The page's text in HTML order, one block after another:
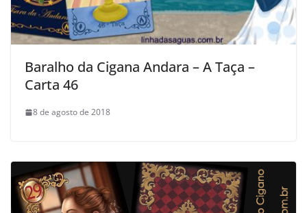
Baralho da Cigana Andara – A Taça –
Carta 46
8 de agosto de 2018